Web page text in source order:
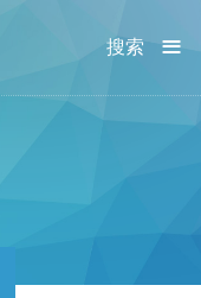
≡
搜索